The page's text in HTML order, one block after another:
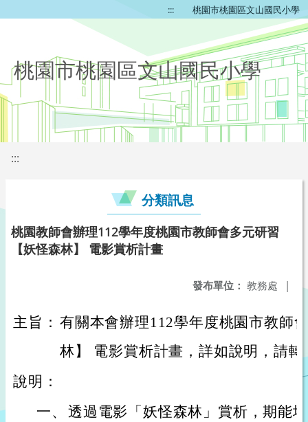
::: 桃園市桃園區文山國民小學
桃園市桃園區文山國民小學
:::
分類訊息
桃園教師會辦理112學年度桃園市教師會多元研習
【妖怪森林】 電影賞析計畫
發布單位： 教務處 |
主旨： 有關本會辦理112學年度桃園市教師
林】 電影賞析計畫，詳如說明，請
說明：
一、 透過電影「妖怪森林」賞析，期能